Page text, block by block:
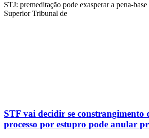
STJ: premeditação pode exasperar a pena-
Superior Tribunal de
STF vai decidir se constrangimento
processo por estupro pode anular